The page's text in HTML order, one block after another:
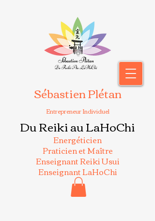
Sébastien Plétan
Entrepreneur Individuel
Du Reiki au LaHoChi
Energéticien
Praticien et Maître
Enseignant Reiki Usui
Enseignant LaHoChi